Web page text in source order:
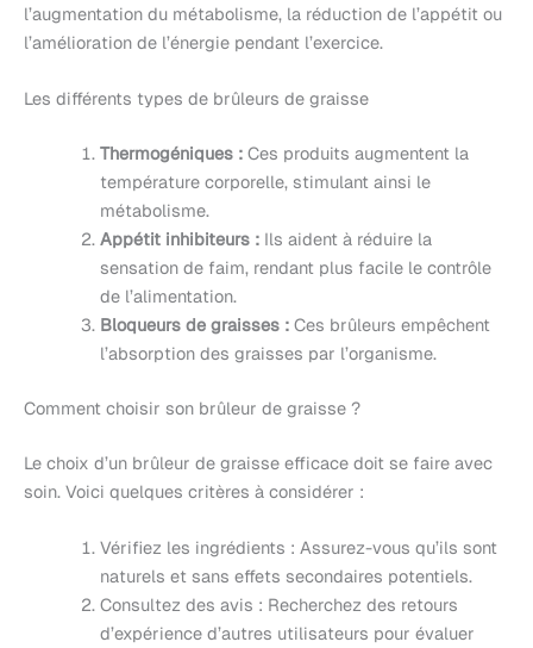
l’augmentation du métabolisme, la réduction de l’appétit ou
l’amélioration de l’énergie pendant l’exercice.
Les différents types de brûleurs de graisse
Thermogéniques :Ces produits augmentent la
température corporelle, stimulant ainsi le
métabolisme.
Appétit inhibiteurs :Ils aident à réduire la
sensation de faim, rendant plus facile le contrôle
de l’alimentation.
Bloqueurs de graisses :Ces brûleurs empêchent
l’absorption des graisses par l’organisme.
Comment choisir son brûleur de graisse ?
Le choix d’un brûleur de graisse efficace doit se faire avec
soin. Voici quelques critères à considérer :
Vérifiez les ingrédients : Assurez-vous qu’ils sont
naturels et sans effets secondaires potentiels.
Consultez des avis : Recherchez des retours
d’expérience d’autres utilisateurs pour évaluer